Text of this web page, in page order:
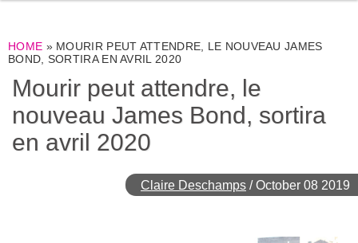
HOME » MOURIR PEUT ATTENDRE, LE NOUVEAU JAMES
BOND, SORTIRA EN AVRIL 2020
Mourir peut attendre, le
nouveau James Bond, sortira
en avril 2020
Claire Deschamps /October 08 2019